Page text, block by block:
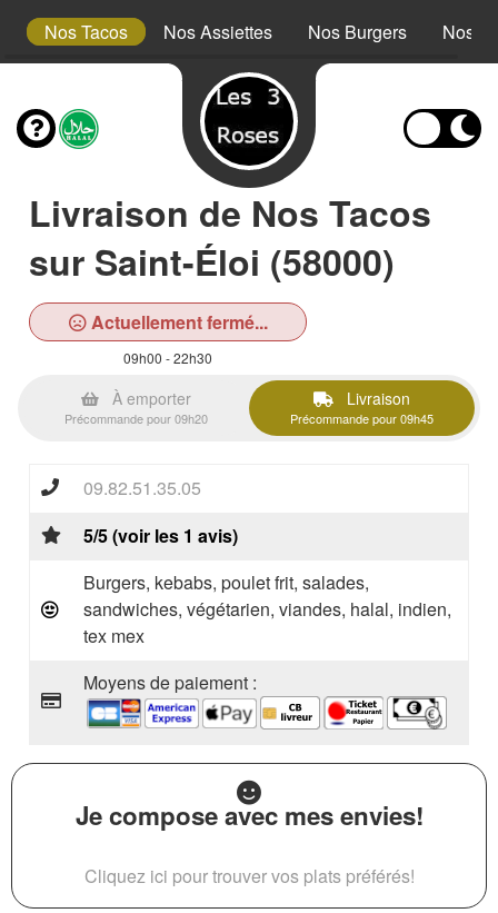
Nos Tacos Nos Assiettes Nos Burgers Nos
Livraison de Nos Tacos
sur Saint-Éloi (58000)
Actuellement fermé...
09h00 - 22h30
À emporter
Précommande pour 09h20
Livraison
Précommande pour 09h45
09.82.51.35.05
5/5 (voir les 1 avis)
Burgers, kebabs, poulet frit, salades,
sandwiches, végétarien, viandes, halal, indien,
tex mex
Moyens de paiement :
Je compose avec mes envies!
Cliquez ici pour trouver vos plats préférés!